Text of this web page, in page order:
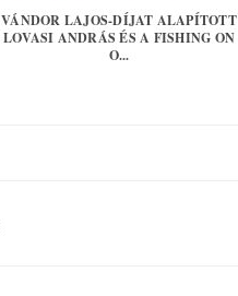
VÁNDOR LAJOS-DÍJAT ALAPÍTOTT
LOVASI ANDRÁS ÉS A FISHING ON
O...